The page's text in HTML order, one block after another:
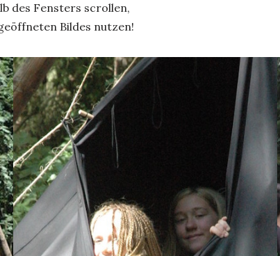
des Fensters scrollen,
Bildes nutzen!